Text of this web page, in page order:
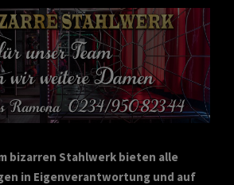
bizarren Stahlwerk bieten alle
in Eigenverantwortung und auf